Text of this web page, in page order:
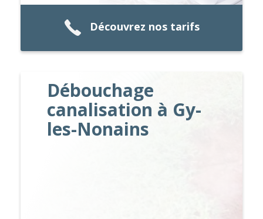
Découvrez nos tarifs
Débouchage
canalisation à Gy-
les-Nonains